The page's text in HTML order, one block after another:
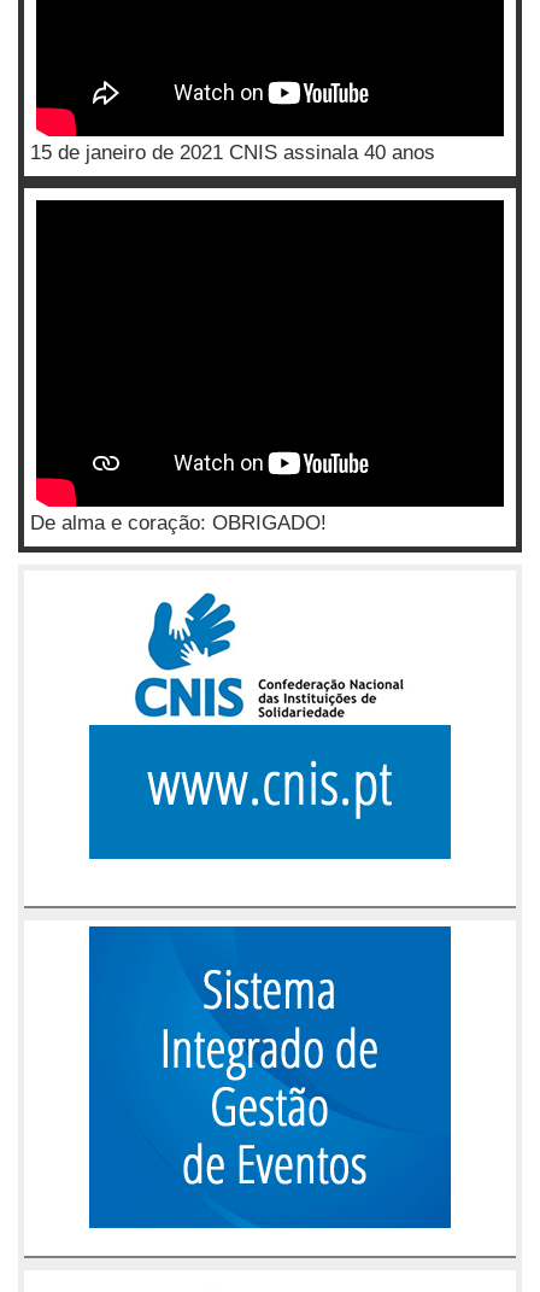
15 de janeiro de 2021 CNIS assinala 40 anos
De alma e coração: OBRIGADO!